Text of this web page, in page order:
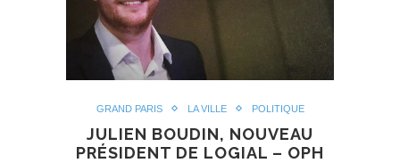
GRAND PARIS LA VILLE POLITIQUE
JULIEN BOUDIN, NOUVEAU
PRÉSIDENT DE LOGIAL – OPH